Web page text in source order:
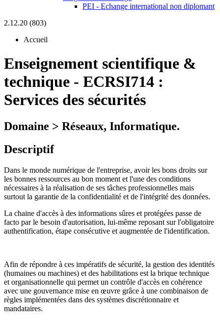
PEI - Echange international non diplomant
2.12.20 (803)
Accueil
Enseignement scientifique &
technique - ECRSI714 :
Services des sécurités
Domaine > Réseaux, Informatique.
Descriptif
Dans le monde numérique de l'entreprise, avoir les bons droits sur
les bonnes ressources au bon moment et l'une des conditions
nécessaires à la réalisation de ses tâches professionnelles mais
surtout la garantie de la confidentialité et de l'intégrité des données.
La chaine d'accès à des informations sûres et protégées passe de
facto par le besoin d'autorisation, lui-même reposant sur l'obligatoire
authentification, étape consécutive et augmentée de l'identification.
Afin de répondre à ces impératifs de sécurité, la gestion des identités
(humaines ou machines) et des habilitations est la brique technique
et organisationnelle qui permet un contrôle d'accès en cohérence
avec une gouvernance mise en œuvre grâce à une combinaison de
règles implémentées dans des systèmes discrétionnaire et
mandataires.